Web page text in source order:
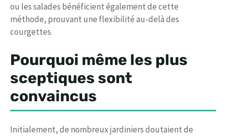
ou les salades bénéficient également de cette
méthode, prouvant une flexibilité au-delà des
courgettes.
Pourquoi même les plus
sceptiques sont
convaincus
Initialement, de nombreux jardiniers doutaient de